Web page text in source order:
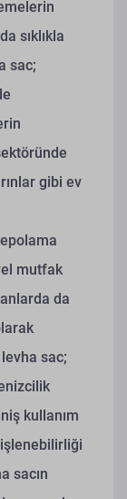
sıklıkla
sac;
gibi ev
mutfak
da
sac;
kullanım
işlenebilirliği
sacın